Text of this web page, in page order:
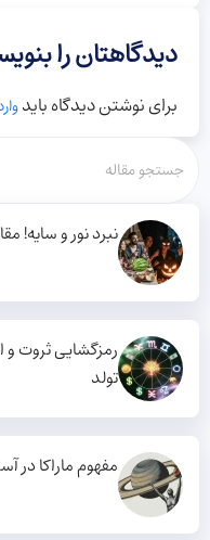
دیدگاهتان را
برای نوشتن دیدگاه باید
نبرد نور و سایه!
رمزگشایی ثروت و
تولد
مفهوم ماراکا در